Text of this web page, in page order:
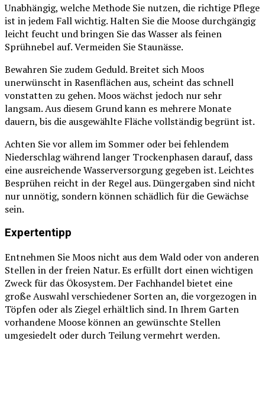
Unabhängig, welche Methode Sie nutzen, die richtige Pflege
ist in jedem Fall wichtig. Halten Sie die Moose durchgängig
leicht feucht und bringen Sie das Wasser als feinen
Sprühnebel auf. Vermeiden Sie Staunässe.
Bewahren Sie zudem Geduld. Breitet sich Moos
unerwünscht in Rasenflächen aus, scheint das schnell
vonstatten zu gehen. Moos wächst jedoch nur sehr
langsam. Aus diesem Grund kann es mehrere Monate
dauern, bis die ausgewählte Fläche vollständig begrünt ist.
Achten Sie vor allem im Sommer oder bei fehlendem
Niederschlag während langer Trockenphasen darauf, dass
eine ausreichende Wasserversorgung gegeben ist. Leichtes
Besprühen reicht in der Regel aus. Düngergaben sind nicht
nur unnötig, sondern können schädlich für die Gewächse
sein.
Expertentipp
Entnehmen Sie Moos nicht aus dem Wald oder von anderen
Stellen in der freien Natur. Es erfüllt dort einen wichtigen
Zweck für das Ökosystem. Der Fachhandel bietet eine
große Auswahl verschiedener Sorten an, die vorgezogen in
Töpfen oder als Ziegel erhältlich sind. In Ihrem Garten
vorhandene Moose können an gewünschte Stellen
umgesiedelt oder durch Teilung vermehrt werden.